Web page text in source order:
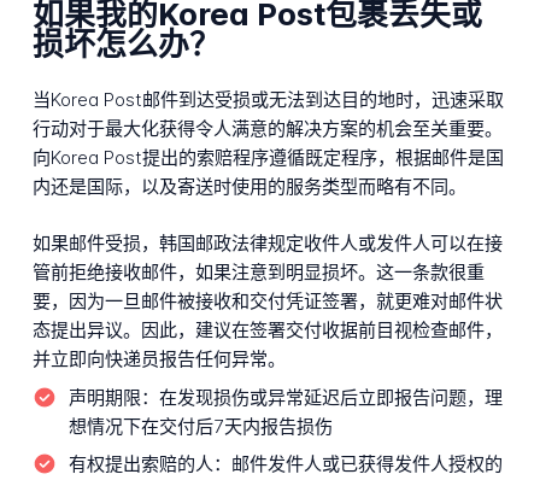
如果我的Korea Post包裹丢失或
损坏怎么办？
当Korea Post邮件到达受损或无法到达目的地时，迅速采取
行动对于最大化获得令人满意的解决方案的机会至关重要。
向Korea Post提出的索赔程序遵循既定程序，根据邮件是国
内还是国际，以及寄送时使用的服务类型而略有不同。
如果邮件受损，韩国邮政法律规定收件人或发件人可以在接
管前拒绝接收邮件，如果注意到明显损坏。这一条款很重
要，因为一旦邮件被接收和交付凭证签署，就更难对邮件状
态提出异议。因此，建议在签署交付收据前目视检查邮件，
并立即向快递员报告任何异常。
声明期限： 在发现损伤或异常延迟后立即报告问题，理
想情况下在交付后7天内报告损伤
有权提出索赔的人： 邮件发件人或已获得发件人授权的